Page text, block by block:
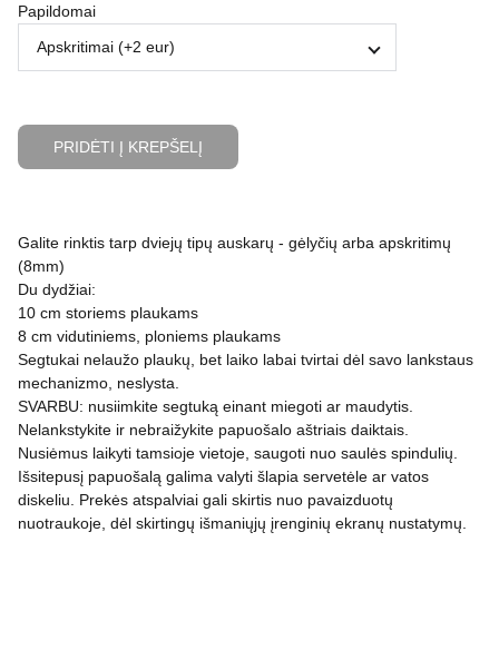
Papildomai
PRIDĖTI Į KREPŠELĮ
Galite rinktis tarp dviejų tipų auskarų - gėlyčių arba apskritimų
(8mm)
Du dydžiai:
10 cm storiems plaukams
8 cm vidutiniems, ploniems plaukams
Segtukai nelaužo plaukų, bet laiko labai tvirtai dėl savo lankstaus
mechanizmo, neslysta.
SVARBU: nusiimkite segtuką einant miegoti ar maudytis.
Nelankstykite ir nebraižykite papuošalo aštriais daiktais.
Nusiėmus laikyti tamsioje vietoje, saugoti nuo saulės spindulių.
Išsitepusį papuošalą galima valyti šlapia servetėle ar vatos
diskeliu. Prekės atspalviai gali skirtis nuo pavaizduotų
nuotraukoje, dėl skirtingų išmaniųjų įrenginių ekranų nustatymų.